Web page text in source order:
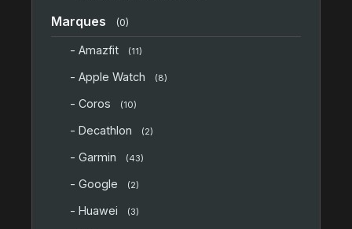
Marques (0)
- Amazfit (11)
- Apple Watch (8)
- Coros (10)
- Decathlon (2)
- Garmin (43)
- Google (2)
- Huawei (3)